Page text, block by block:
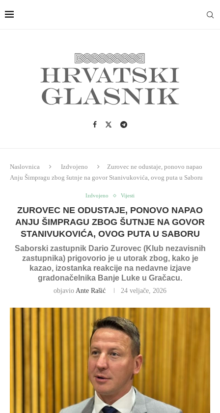
Naslovnica Izdvojeno
Zurovec ne odustaje, ponovo napao
Anju Šimpragu zbog šutnje na govor Stanivukovića, ovog puta u Saboru
Izdvojeno Vijesti
ZUROVEC NE ODUSTAJE, PONOVO NAPAO
ANJU ŠIMPRAGU ZBOG ŠUTNJE NA GOVOR
STANIVUKOVIĆA, OVOG PUTA U SABORU
Saborski zastupnik Dario Zurovec (Klub nezavisnih
zastupnika) prigovorio je u utorak zbog, kako je
kazao, izostanka reakcije na nedavne izjave
gradonačelnika Banje Luke u Gračacu.
objavio Ante Rašić 24 veljače, 2026